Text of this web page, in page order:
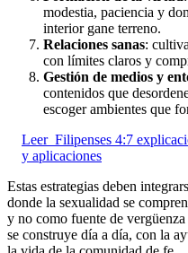
modestia, paciencia y
interior gane terreno.
Relaciones sanas:
con límites claros y
Gestión de medios y
contenidos que
escoger ambientes que
Leer Filipenses 4:7
y aplicaciones
Estas estrategias deben
donde la sexualidad se
y no como fuente de
se construye día a día, con la